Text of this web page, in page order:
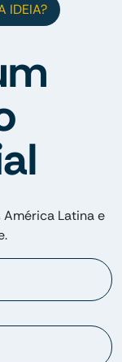
IDEIA?
Latina e